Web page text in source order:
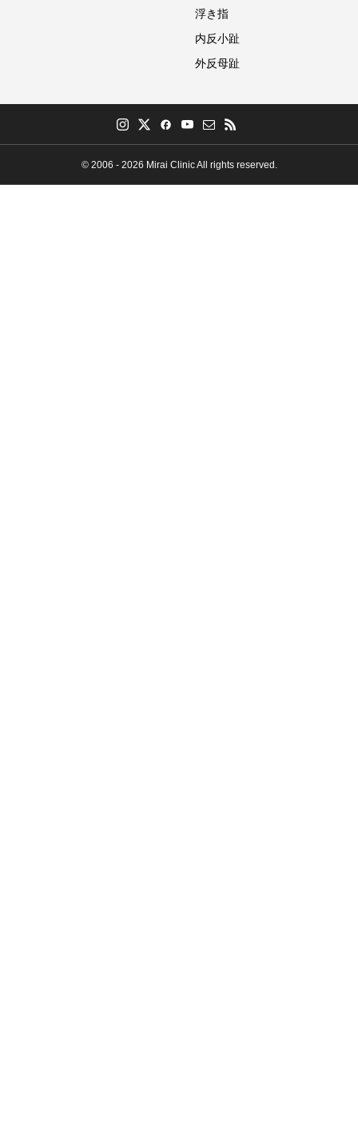
浮き指
内反小趾
外反母趾
© 2006 - 2026 Mirai Clinic All rights reserved.